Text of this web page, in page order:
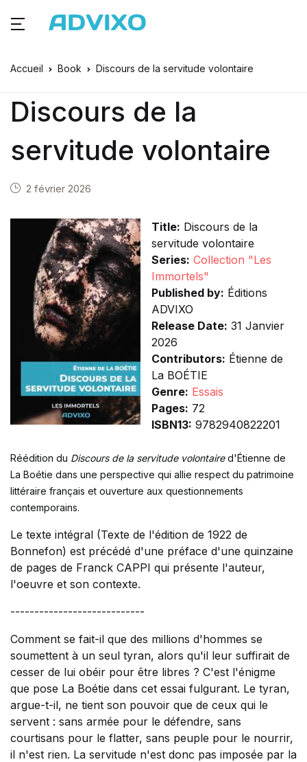
Accueil Book Discours de la servitude volontaire
Discours de la
servitude volontaire
2 février 2026
Title: Discours de la
servitude volontaire
Series: Collection "Les
Immortels"
Published by: Éditions
ADVIXO
Release Date: 31 Janvier
2026
Contributors: Étienne de
La BOÉTIE
Genre: Essais
Pages: 72
ISBN13: 9782940822201
Réédition du Discours de la servitude volontaired'Étienne de
La Boétie dans une perspective qui allie respect du patrimoine
littéraire français et ouverture aux questionnements
contemporains.
Le texte intégral (Texte de l'édition de 1922 de
Bonnefon) est précédé d'une préface d'une quinzaine
de pages de Franck CAPPI qui présente l'auteur,
l'oeuvre et son contexte.
----------------------------
Comment se fait-il que des millions d'hommes se
soumettent à un seul tyran, alors qu'il leur suffirait de
cesser de lui obéir pour être libres ? C'est l'énigme
que pose La Boétie dans cet essai fulgurant. Le tyran,
argue-t-il, ne tient son pouvoir que de ceux qui le
servent : sans armée pour le défendre, sans
courtisans pour le flatter, sans peuple pour le nourrir,
il n'est rien. La servitude n'est donc pas imposée par la